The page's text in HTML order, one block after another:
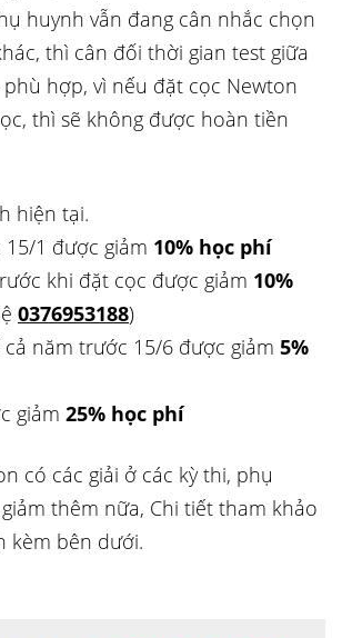
huynh vẫn đang cân nhắc chọn
thì cân đối thời gian test giữa
hợp, vì nếu đặt cọc Newton
thì sẽ không được hoàn tiền
hiện tại.
1 được giảm 10% học phí
khi đặt cọc được giảm 10%
0376953188)
năm trước 15/6 được giảm 5%
giảm 25% học phí
có các giải ở các kỳ thi, phụ
thêm nữa, Chi tiết tham khảo
kèm bên dưới.